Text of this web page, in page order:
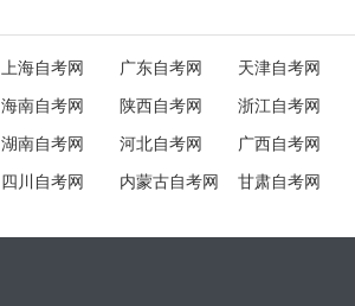
上海自考网 广东自考网 天津自考网
海南自考网 陕西自考网 浙江自考网
湖南自考网 河北自考网 广西自考网
四川自考网 内蒙古自考网 甘肃自考网